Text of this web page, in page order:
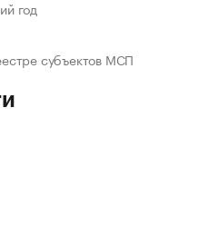
год
субъектов МСП